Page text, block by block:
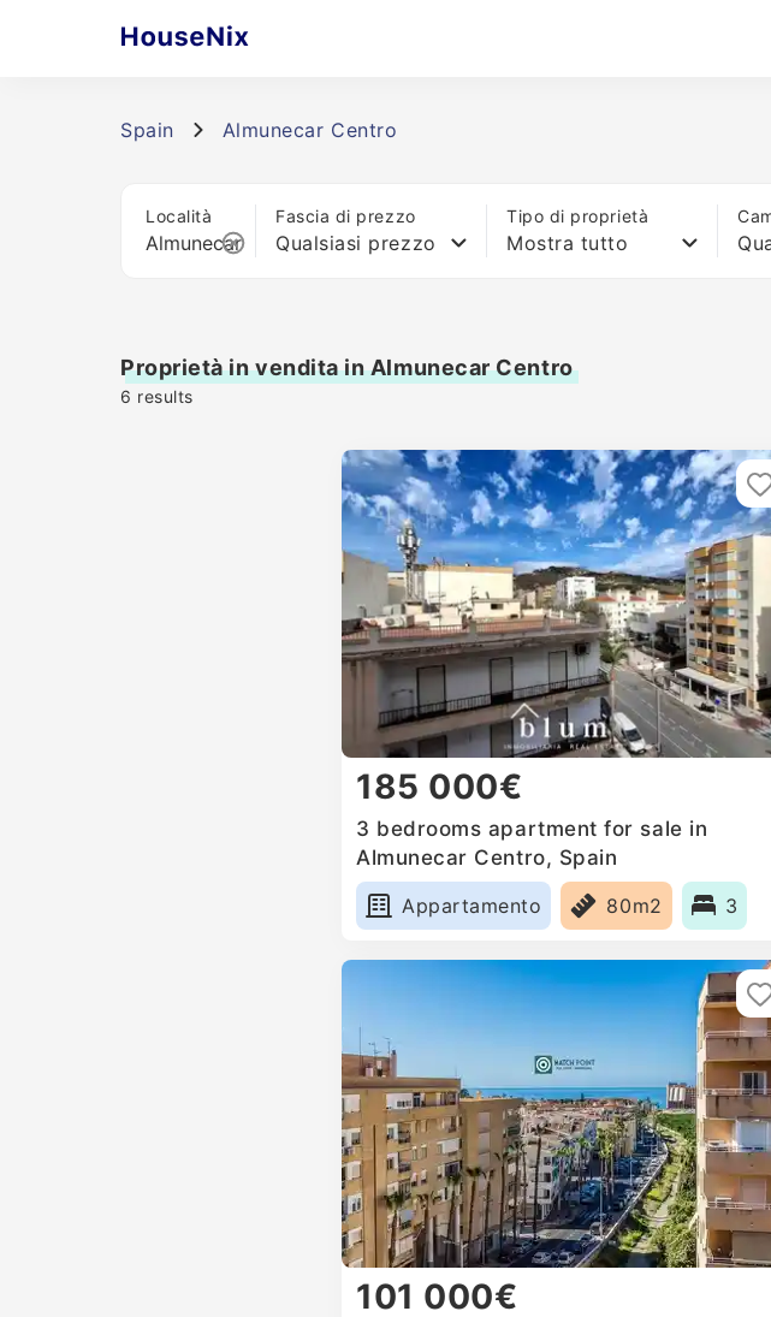
Spain Almunecar Centro
Località Fascia di prezzo
Qualsiasi prezzo
Tipo di proprietà
Mostra tutto
Proprietà in vendita in Almunecar Centro
6 results
185 000€
3 bedrooms apartment for sale in
Almunecar Centro, Spain
Appartamento
80m2 3
101 000€